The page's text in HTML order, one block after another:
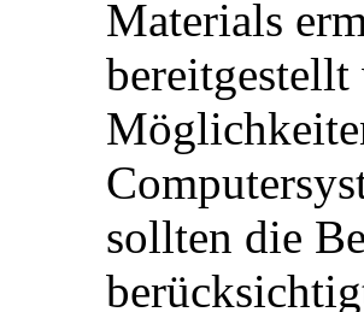
Materials
sollten die